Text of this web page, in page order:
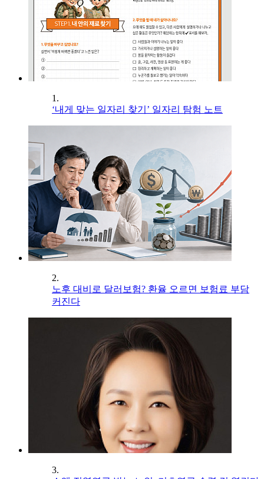
1.
‘내게 맞는 일자리 찾기’ 일자리 탐험 노트
2.
노후 대비로 달러보험? 환율 오르면 보험료 부담
커진다
3.